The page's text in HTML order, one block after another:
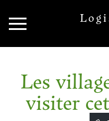
Les
visiter